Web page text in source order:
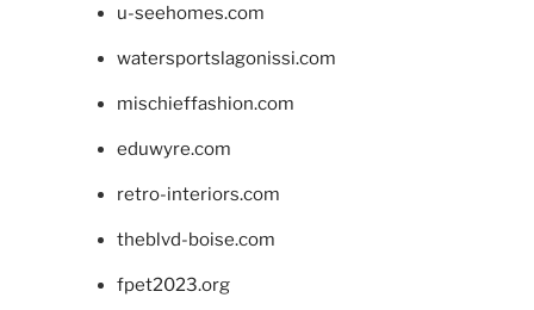
u-seehomes.com
watersportslagonissi.com
mischieffashion.com
eduwyre.com
retro-interiors.com
theblvd-boise.com
fpet2023.org